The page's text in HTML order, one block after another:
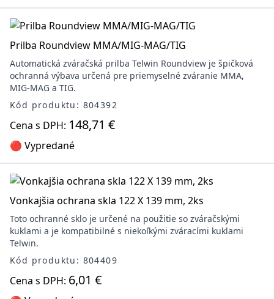
Prilba Roundview MMA/MIG-MAG/TIG
Automatická zváračská prilba Telwin Roundview je špičková
ochranná výbava určená pre priemyselné zváranie MMA,
MIG-MAG a TIG.
Kód produktu: 804392
Cena s DPH: 148,71 €
🔴 Vypredané
Vonkajšia ochrana skla 122 X 139 mm, 2ks
Toto ochranné sklo je určené na použitie so zváračskými
kuklami a je kompatibilné s niekoľkými zváracími kuklami
Telwin.
Kód produktu: 804409
Cena s DPH: 6,01 €